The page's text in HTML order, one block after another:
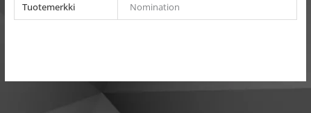
Tuotemerkki
Nomination